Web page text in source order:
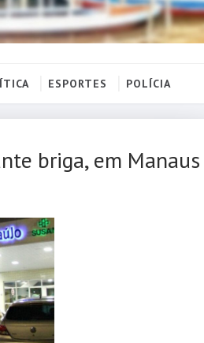
ESPORTES POLÍCIA
briga, em Manaus